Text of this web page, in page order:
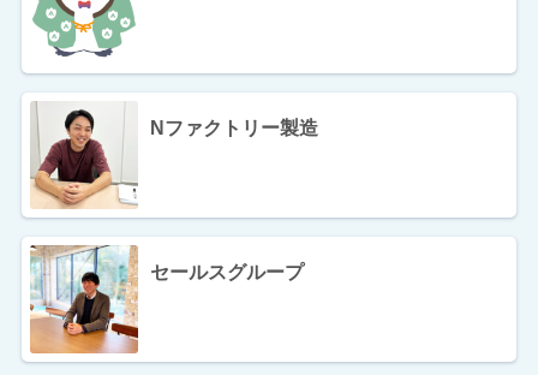
Nファクトリー製造
セールスグループ